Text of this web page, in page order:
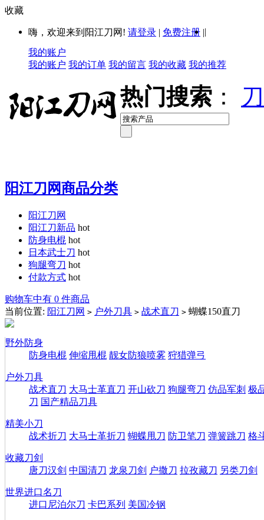
收藏
嗨，欢迎来到阳江刀网! 请登录 | 免费注册 ||
我的账户
我的账户 我的订单 我的留言 我的收藏 我的推荐
热门搜索 ：
阳江刀网商品分类
阳江刀网
阳江刀新品 hot
防身电棍 hot
日本武士刀 hot
狗腿弯刀 hot
付款方式 hot
购物车中有 0 件商品
当前位置: 阳江刀网 > 户外刀具 > 战术直刀 > 蝴蝶150直刀
野外防身
防身电棍 伸缩甩棍 靓女防狼喷雾 狩猎弹弓
户外刀具
战术直刀 大马士革直刀 开山砍刀 狗腿弯刀 仿品军刺 极
刀 国产精品刀具
精美小刀
战术折刀 大马士革折刀 蝴蝶甩刀 防卫笔刀 弹簧跳刀 格
收藏刀剑
唐刀汉剑 中国清刀 龙泉刀剑 户撒刀 拉孜藏刀 另类刀剑
世界进口名刀
进口尼泊尔刀 卡巴系列 美国冷钢